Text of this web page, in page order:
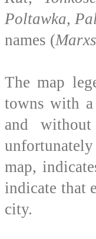
Poltawka,
names (
The map
towns with a
and
map,
indicate that
city.